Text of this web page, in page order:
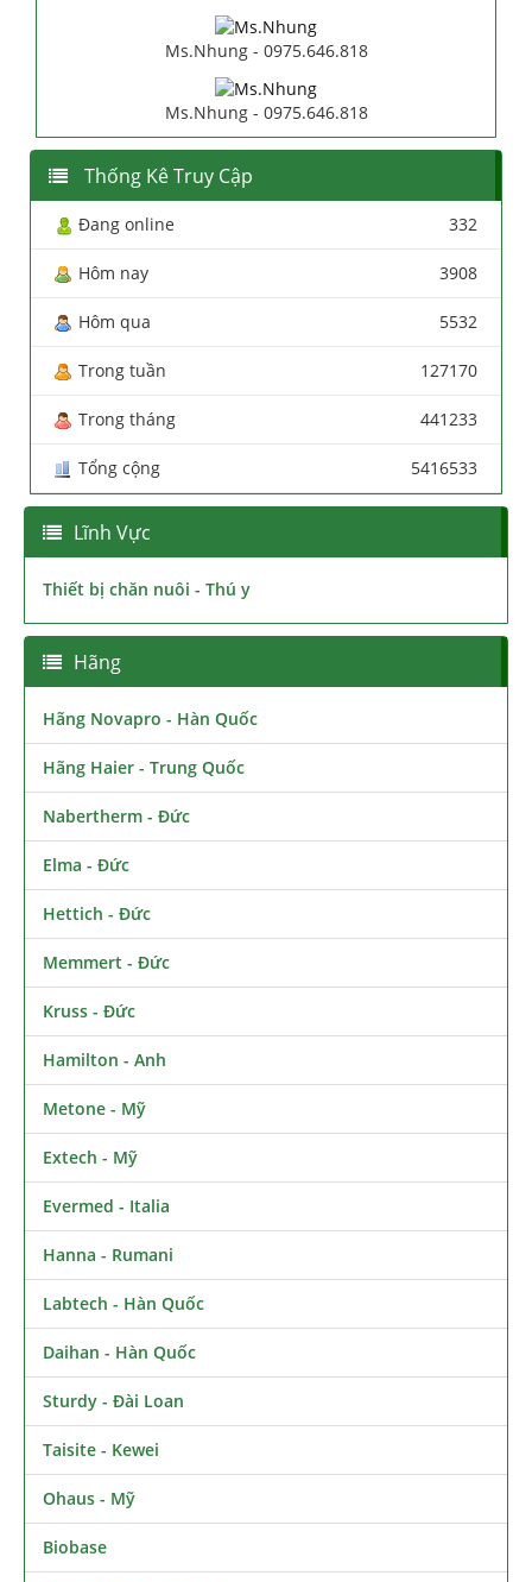
Ms.Nhung - 0975.646.818
Ms.Nhung - 0975.646.818
Thống Kê Truy Cập
Đang online 332
Hôm nay 3908
Hôm qua 5532
Trong tuần 127170
Trong tháng 441233
Tổng cộng 5416533
Lĩnh Vực
Thiết bị chăn nuôi - Thú y
Hãng
Hãng Novapro - Hàn Quốc
Hãng Haier - Trung Quốc
Nabertherm - Đức
Elma - Đức
Hettich - Đức
Memmert - Đức
Kruss - Đức
Hamilton - Anh
Metone - Mỹ
Extech - Mỹ
Evermed - Italia
Hanna - Rumani
Labtech - Hàn Quốc
Daihan - Hàn Quốc
Sturdy - Đài Loan
Taisite - Kewei
Ohaus - Mỹ
Biobase